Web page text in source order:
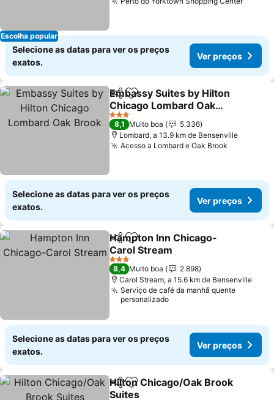
Escolha popular
Selecione as datas para ver os preços
exatos.
Ver preços
PartilharAdicionar aos favoritos
Embassy Suites by Hilton
Chicago Lombard Oak
Brook
3 Estrelas
8,1 Muito boa
5.336
Lombard, a 13.9 km de Bensenville
Acesso a Lombard e Oak Brook
Selecione as datas para ver os preços
exatos.
Ver preços
PartilharAdicionar aos favoritos
Hampton Inn Chicago-
Carol Stream
3 Estrelas
8,4 Muito boa
2.898
Carol Stream, a 15.6 km de Bensenville
Serviço de café da manhã quente
personalizado
Selecione as datas para ver os preços
exatos.
Ver preços
PartilharAdicionar aos favoritos
Hilton Chicago/Oak Brook
Suites